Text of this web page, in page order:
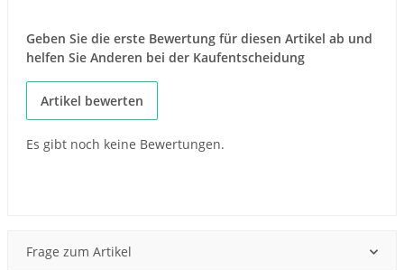
Geben Sie die erste Bewertung für diesen Artikel ab und
helfen Sie Anderen bei der Kaufentscheidung
Artikel bewerten
Es gibt noch keine Bewertungen.
Frage zum Artikel